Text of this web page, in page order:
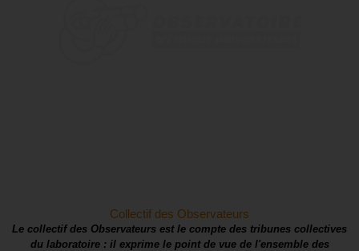
Collectif des Observateurs
Le collectif des Observateurs est le compte des tribunes collectives
du laboratoire : il exprime le point de vue de l'ensemble des